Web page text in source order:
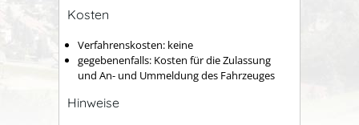
Kosten
Verfahrenskosten: keine
gegebenenfalls: Kosten für die Zulassung
und An- und Ummeldung des Fahrzeuges
Hinweise